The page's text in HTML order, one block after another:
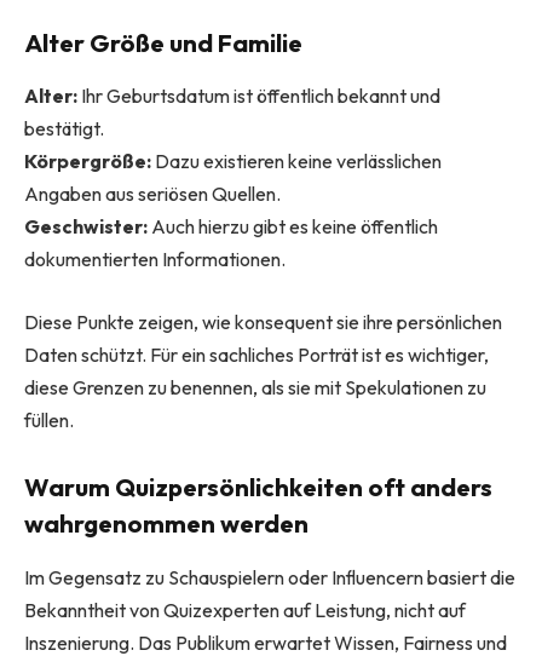
Alter Größe und Familie
Alter: Ihr Geburtsdatum ist öffentlich bekannt und
bestätigt.
Körpergröße: Dazu existieren keine verlässlichen
Angaben aus seriösen Quellen.
Geschwister: Auch hierzu gibt es keine öffentlich
dokumentierten Informationen.
Diese Punkte zeigen, wie konsequent sie ihre persönlichen
Daten schützt. Für ein sachliches Porträt ist es wichtiger,
diese Grenzen zu benennen, als sie mit Spekulationen zu
füllen.
Warum Quizpersönlichkeiten oft anders
wahrgenommen werden
Im Gegensatz zu Schauspielern oder Influencern basiert die
Bekanntheit von Quizexperten auf Leistung, nicht auf
Inszenierung. Das Publikum erwartet Wissen, Fairness und